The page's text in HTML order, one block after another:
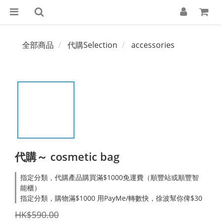
全部商品 代購Selection accessories
代購～ cosmetic bag
指定分類，代購產品購買滿$1000免運費（順豐站或順豐智
能櫃）
指定分類，購物滿$1000 用PayMe/轉數快，徐波幫你俾$30
HK$590.00